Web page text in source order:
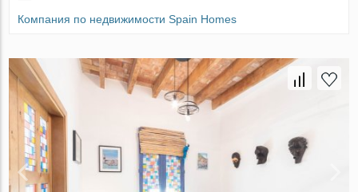
Компания по недвижимости Spain Homes